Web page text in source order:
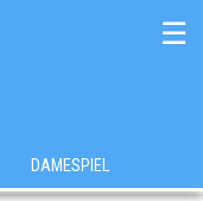
☰
DAMESPIEL